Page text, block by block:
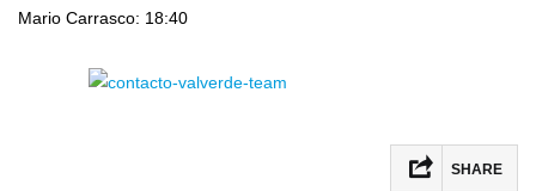
Mario Carrasco: 18:40
SHARE